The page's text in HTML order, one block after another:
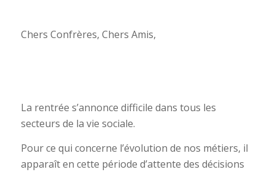
Chers Confrères, Chers Amis,
La rentrée s’annonce difficile dans tous les
secteurs de la vie sociale.
Pour ce qui concerne l’évolution de nos métiers, il
apparaît en cette période d’attente des décisions